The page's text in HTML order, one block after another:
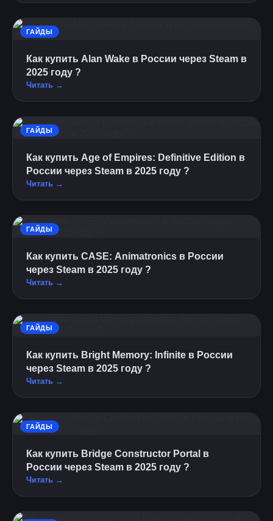
ГАЙДЫ
Как купить Alan Wake в России через Steam в
2025 году ?
Читать →
ГАЙДЫ
Как купить Age of Empires: Definitive Edition в
России через Steam в 2025 году ?
Читать →
ГАЙДЫ
Как купить CASE: Animatronics в России
через Steam в 2025 году ?
Читать →
ГАЙДЫ
Как купить Bright Memory: Infinite в России
через Steam в 2025 году ?
Читать →
ГАЙДЫ
Как купить Bridge Constructor Portal в
России через Steam в 2025 году ?
Читать →